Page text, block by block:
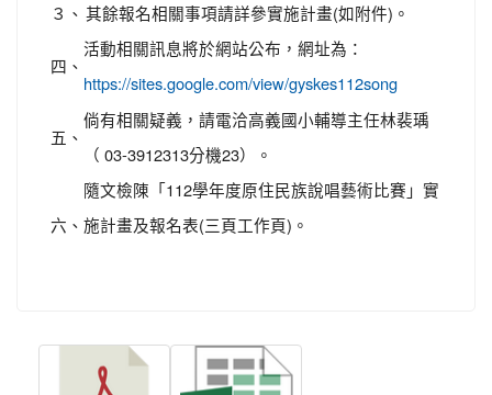
３、 其餘報名相關事項請詳參實施計畫(如附件)。
四、
活動相關訊息將於網站公布，網址為：
https://sites.google.com/view/gyskes112song
五、
倘有相關疑義，請電洽高義國小輔導主任林裴瑀
（ 03-3912313分機23）。
六、
隨文檢陳「112學年度原住民族說唱藝術比賽」實
施計畫及報名表(三頁工作頁)。